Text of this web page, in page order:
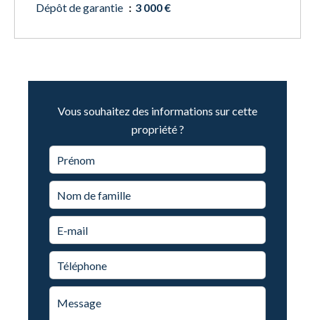
Dépôt de garantie 3 000 €
Vous souhaitez des informations sur cette
propriété ?